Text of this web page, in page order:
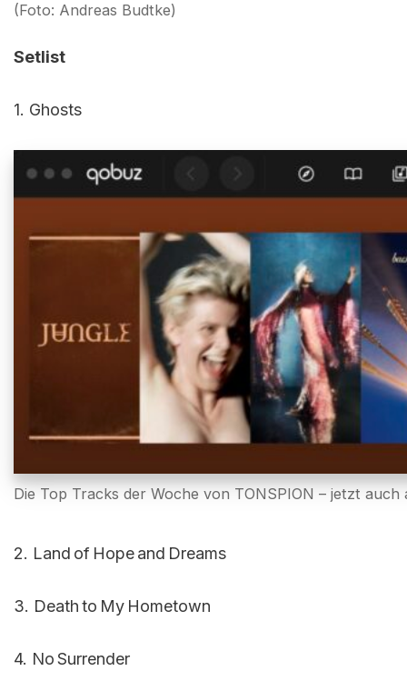
(Foto: Andreas Budtke)
Setlist
1. Ghosts
Die Top Tracks der Woche von TONSPION – jetzt
2. Land of Hope and Dreams
3. Death to My Hometown
4. No Surrender